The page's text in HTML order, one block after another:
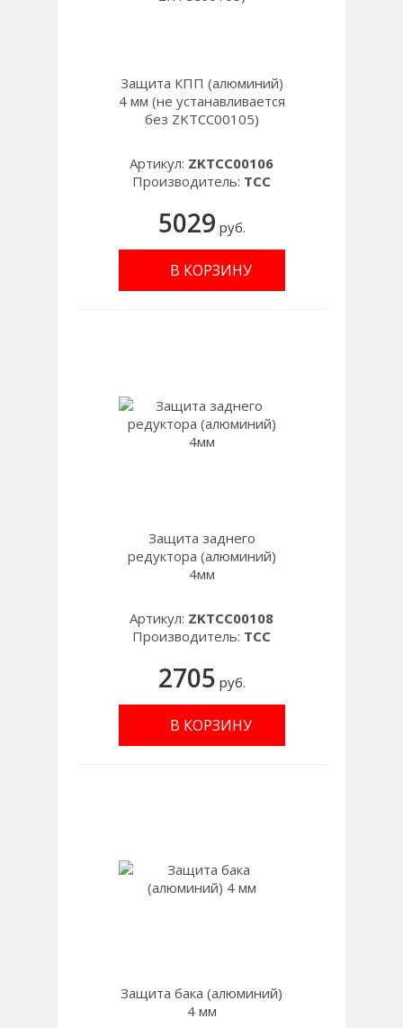
Защита КПП (алюминий)
4 мм (не устанавливается
без ZKTCC00105)
Артикул: ZKTCC00106
Производитель: TCC
5029 руб.
В КОРЗИНУ
Защита заднего
редуктора (алюминий)
4мм
Артикул: ZKTCC00108
Производитель: TCC
2705 руб.
В КОРЗИНУ
Защита бака (алюминий)
4 мм